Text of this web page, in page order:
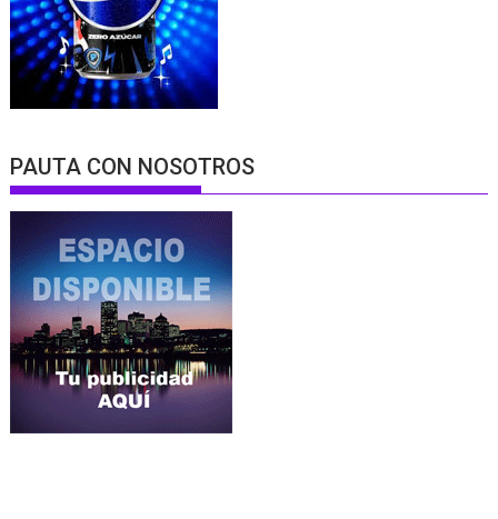
PAUTA CON NOSOTROS